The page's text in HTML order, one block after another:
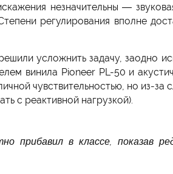
незначительны —
регулирования вполне
усложнить задачу, заодно
винила Pioneer PL-50 и
чувствительностью, но из-за
с реактивной нагрузкой).
прибавил в классе, показав